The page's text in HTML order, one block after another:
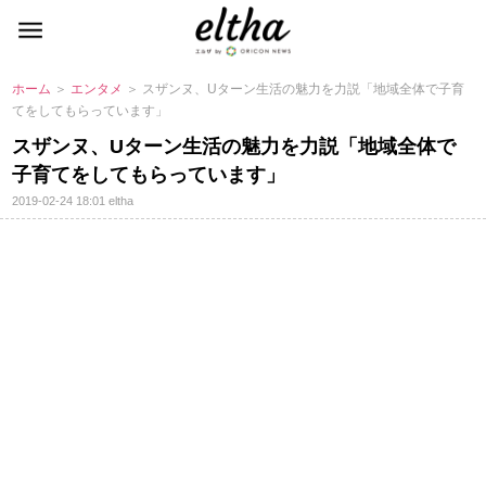
ホーム ＞ エンタメ ＞ スザンヌ、Uターン生活の魅力を力説「地域全体で子育
てをしてもらっています」
スザンヌ、Uターン生活の魅力を力説「地域全体で
子育てをしてもらっています」
2019-02-24 18:01eltha